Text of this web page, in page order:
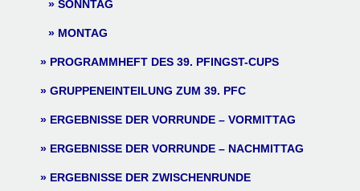
SONNTAG
MONTAG
PROGRAMMHEFT DES 39. PFINGST-CUPS
GRUPPENEINTEILUNG ZUM 39. PFC
ERGEBNISSE DER VORRUNDE – VORMITTAG
ERGEBNISSE DER VORRUNDE – NACHMITTAG
ERGEBNISSE DER ZWISCHENRUNDE